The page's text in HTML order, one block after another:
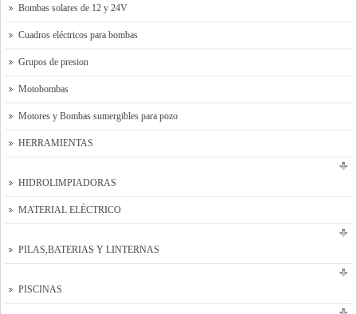
Bombas solares de 12 y 24V
Cuadros eléctricos para bombas
Grupos de presion
Motobombas
Motores y Bombas sumergibles para pozo
HERRAMIENTAS
HIDROLIMPIADORAS
MATERIAL ELÉCTRICO
PILAS,BATERIAS Y LINTERNAS
PISCINAS